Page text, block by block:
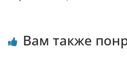
Вам также